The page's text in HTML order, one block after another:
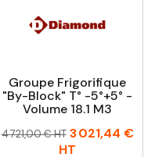
Groupe Frigorifique
"By-Block" T° -5°+5° -
Volume 18.1 M3
Prix
Prix
4 721,00 € HT 3 021,44 €
HT